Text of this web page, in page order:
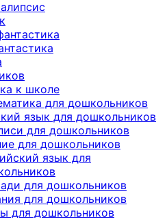
к школе
для дошкольников
язык для дошкольников
для дошкольников
для дошкольников
язык для
для дошкольников
для дошкольников
для дошкольников